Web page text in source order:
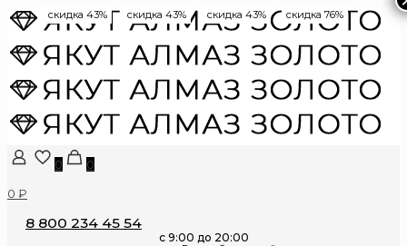
0
0
0 ₽
8 800 234 45 54
скидка 43% скидка 43% скидка 43% скидка 76%